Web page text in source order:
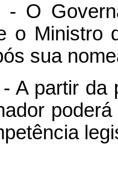
- O
o Ministro
sua
- A partir